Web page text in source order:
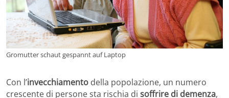
Gromutter schaut gespannt auf Laptop
Con l’invecchiamento della popolazione, un numero
crescente di persone sta rischia di soffrire di demenza,